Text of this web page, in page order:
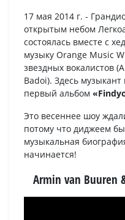
17 мая 2014 г. -
открытым небом
состоялась вместе с
музыку Orange Music
звездных вокалистов
Badoi). Здесь
первый альбом
Это весеннее шоу
потому что диджеем
музыкальная
начинается!
Armin van Buuren